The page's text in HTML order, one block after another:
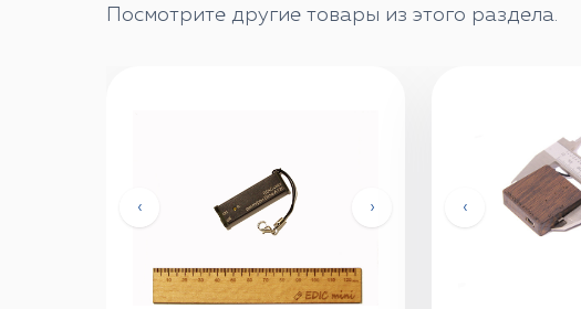
Посмотрите другие товары из этого раздела.
‹ › ‹